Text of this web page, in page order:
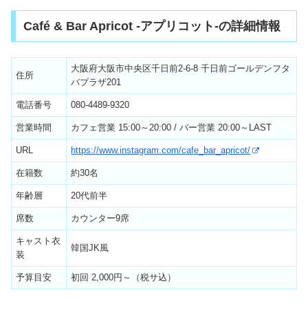
Café & Bar Apricot -アプリコット-の詳細情報
住所
大阪府大阪市中央区千日前2-6-8 千日前ゴールデンフタ
バプラザ201
電話番号 080-4489-9320
営業時間 カフェ営業 15:00～20:00 / バー営業 20:00～LAST
URL https://www.instagram.com/cafe_bar_apricot/
在籍数 約30名
年齢層 20代前半
席数 カウンター9席
キャスト衣
装
韓国JK風
予算目安 初回 2,000円～（税サ込）